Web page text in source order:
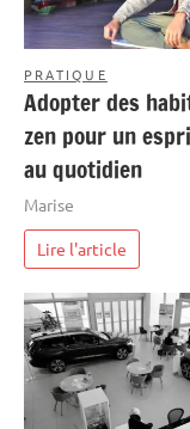
PRATIQUE
Adopter des
zen pour un
au quotidien
Marise
Lire l'article